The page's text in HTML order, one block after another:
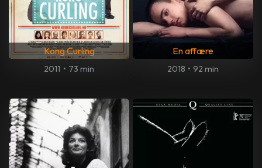
Kong Curling
2011 • 73 min
En affære
2018 • 92 min